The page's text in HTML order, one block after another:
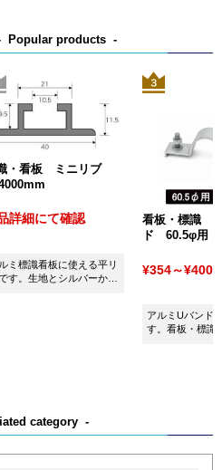
Popular products
・看板 ミニリブ
詳細にて確認
ミ標識看板に使える平リ
す。生地とシルバーから
看板・標識
ド 60.5φ用
¥354～¥400
アルミUバンド
す。看板・標識
category